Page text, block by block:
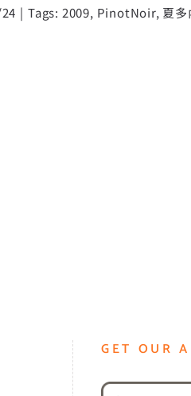
| Tags: 2009, PinotNoir, 夏多
GET OUR